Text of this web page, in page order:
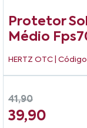
Protetor
Médio
HERTZ OTC |
41,90
39,90